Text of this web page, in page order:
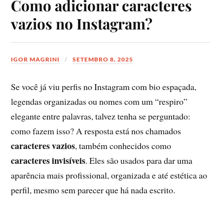
Como adicionar caracteres
vazios no Instagram?
IGOR MAGRINI SETEMBRO 8, 2025
Se você já viu perfis no Instagram com bio espaçada,
legendas organizadas ou nomes com um “respiro”
elegante entre palavras, talvez tenha se perguntado:
como fazem isso? A resposta está nos chamados
caracteres vazios, também conhecidos como
caracteres invisíveis. Eles são usados para dar uma
aparência mais profissional, organizada e até estética ao
perfil, mesmo sem parecer que há nada escrito.